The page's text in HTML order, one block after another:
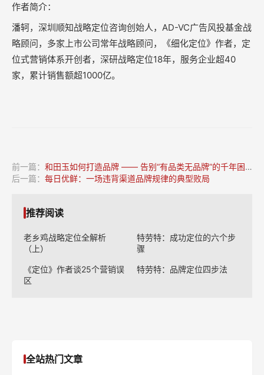
作者简介：
潘轲，深圳顺知战略定位咨询创始人，AD-VC广告风投基金战
略顾问，多家上市公司常年战略顾问，《细化定位》作者，定
位式营销体系开创者，深研战略定位18年，服务企业超40
家，累计销售额超1000亿。
前一篇： 和田玉如何打造品牌 —— 告别“有品类无品牌”的千年困局
后一篇： 每日优鲜：一场违背渠道品牌规律的典型败局
推荐阅读
老乡鸡战略定位全解析
（上）
特劳特：成功定位的六个步
骤
《定位》作者谈25个营销误
区
特劳特：品牌定位四步法
全站热门文章